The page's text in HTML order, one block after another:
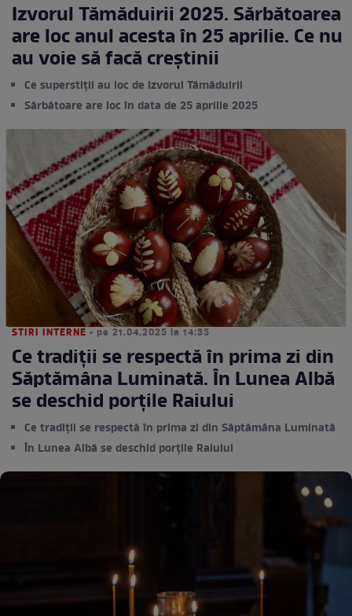
Izvorul Tămăduirii 2025. Sărbătoarea
are loc anul acesta în 25 aprilie. Ce nu
au voie să facă creștinii
Ce superstiții au loc de Izvorul Tămăduirii
Sărbătoare are loc în data de 25 aprilie 2025
STIRI INTERNE • pe 21.04.2025 la 14:35
Ce tradiții se respectă în prima zi din
Săptămâna Luminată. În Lunea Albă
se deschid porțile Raiului
Ce tradiții se respectă în prima zi din Săptămâna Luminată
În Lunea Albă se deschid porțile Raiului